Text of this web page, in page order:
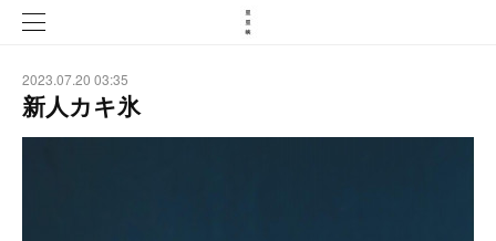
2023.07.20 03:35
新人カキ氷